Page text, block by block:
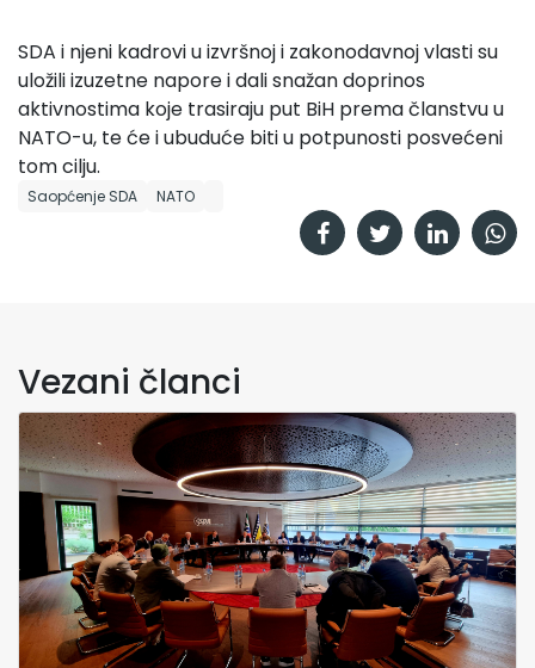
SDA i njeni kadrovi u izvršnoj i zakonodavnoj vlasti su
uložili izuzetne napore i dali snažan doprinos
aktivnostima koje trasiraju put BiH prema članstvu u
NATO-u, te će i ubuduće biti u potpunosti posvećeni
tom cilju.
Saopćenje SDA NATO
Vezani članci